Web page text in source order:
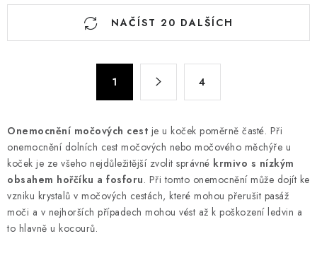
O
c
í
p
r
v
k
y
NAČÍST 20 DALŠÍCH
n
k
o
v
á
n
1 4
Onemocnění močových cest je u koček poměrně časté. Při
onemocnění dolních cest močových nebo močového měchýře u
koček je ze všeho nejdůležitější zvolit správné krmivo s nízkým
obsahem hořčíku a fosforu. Při tomto onemocnění může dojít ke
vzniku krystalů v močových cestách, které mohou přerušit pasáž
moči a v nejhorších případech mohou vést až k poškození ledvin a
to hlavně u kocourů.